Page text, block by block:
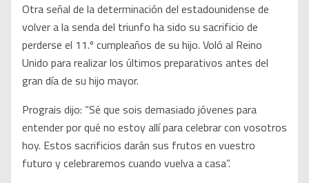
Otra señal de la determinación del estadounidense de
volver a la senda del triunfo ha sido su sacrificio de
perderse el 11.º cumpleaños de su hijo. Voló al Reino
Unido para realizar los últimos preparativos antes del
gran día de su hijo mayor.
Prograis dijo: “Sé que sois demasiado jóvenes para
entender por qué no estoy allí para celebrar con vosotros
hoy. Estos sacrificios darán sus frutos en vuestro
futuro y celebraremos cuando vuelva a casa”.